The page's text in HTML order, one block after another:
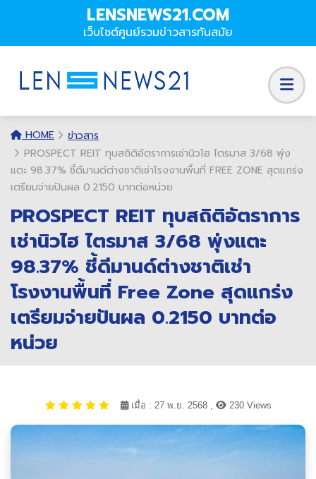
LENSNEWS21.COM
เว็บไซต์ศูนย์รวมข่าวสารทันสมัย
HOME
ข่าวสาร
PROSPECT REIT ทุบสถิติอัตราการเช่านิวไฮ ไตรมาส 3/68 พุ่ง
แตะ 98.37% ชี้ดีมานด์ต่างชาติเช่าโรงงานพื้นที่ FREE ZONE สุดแกร่ง
เตรียมจ่ายปันผล 0.2150 บาทต่อหน่วย
PROSPECT REIT ทุบสถิติอัตราการ
เช่านิวไฮ ไตรมาส 3/68 พุ่งแตะ
98.37% ชี้ดีมานด์ต่างชาติเช่า
โรงงานพื้นที่ Free Zone สุดแกร่ง
เตรียมจ่ายปันผล 0.2150 บาทต่อ
หน่วย
เมื่อ : 27 พ.ย. 2568 , 230 Views